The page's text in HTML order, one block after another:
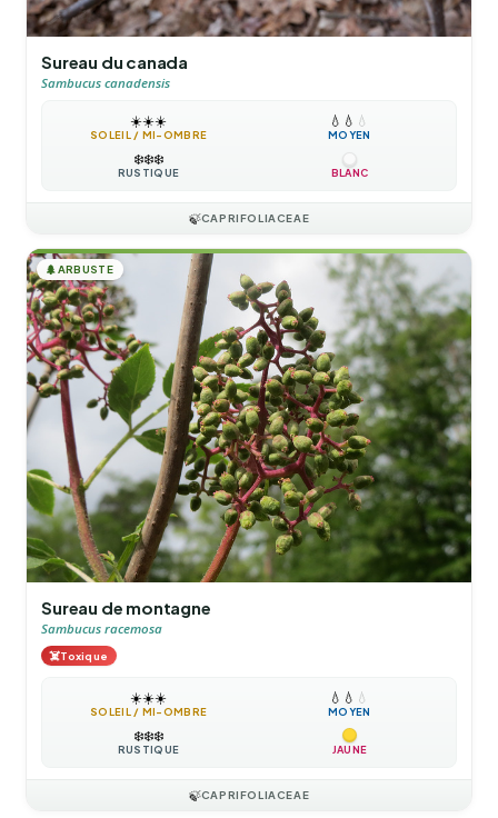
Sureau du canada
Sambucus canadensis
☀️☀️☀️
SOLEIL / MI-OMBRE
💧 💧 💧
MOYEN
❄️❄️❄️
RUSTIQUE BLANC
🍃CAPRIFOLIACEAE
🌲ARBUSTE
Sureau de montagne
Sambucus racemosa
☠️Toxique
☀️☀️☀️
SOLEIL / MI-OMBRE
💧 💧 💧
MOYEN
❄️❄️❄️
RUSTIQUE JAUNE
🍃CAPRIFOLIACEAE